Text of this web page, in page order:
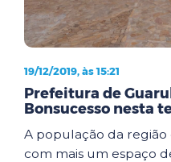
19/12/2019, às 15:21
Prefeitura de
Bonsucesso nesta
A população da região
com mais um espaço